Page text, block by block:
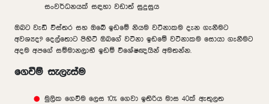
සංවර්ධනයක් සඳහා වඩාත් සුදුසුය
ඔබට වැඩි විස්තර සහ ඔබේ ඉඩමේ නියම වටිනාකම දැන ගැනීමට
අවශ්‍යද? දෙල්තොට පිහිටි ඔබගේ වටිනා ඉඩමේ වටිනාකම සොයා ගැනීමට
අදම අපගේ සම්මානලාභී ඉඩම් විශේෂඥයින් අමතන්න.
ගෙවීම් සැලැස්ම
මුලික ගෙවීම ලෙස 10% ගෙවා ඉතිරිය මාස 40ක් ඇතුලත